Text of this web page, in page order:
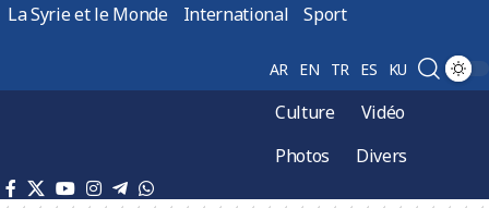
La Syrie et le Monde International Sport
AR EN TR ES KU
Culture
Vidéo
Photos
Divers